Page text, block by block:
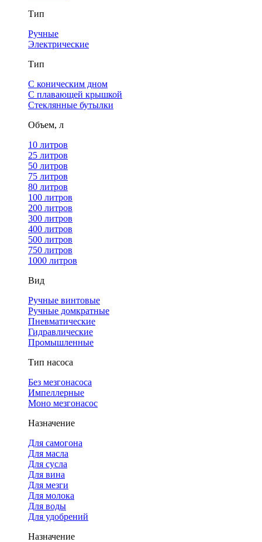
Тип
Ручные
Электрические
Тип
С коническим дном
С плавающей крышкой
Стеклянные бутылки
Объем, л
10 литров
25 литров
50 литров
75 литров
80 литров
100 литров
200 литров
300 литров
400 литров
500 литров
750 литров
1000 литров
Вид
Ручные винтовые
Ручные домкратные
Пневматические
Гидравлические
Промышленные
Тип насоса
Без мезгонасоса
Импеллерные
Моно мезгонасос
Назначение
Для самогона
Для масла
Для сусла
Для вина
Для мезги
Для молока
Для воды
Для удобрений
Назначение